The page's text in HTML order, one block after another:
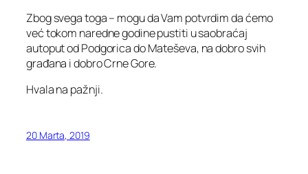
Zbog svega toga – mogu da Vam potvrdim da ćemo
već tokom naredne godine pustiti u saobraćaj
autoput od Podgorica do Mateševa, na dobro svih
građana i dobro Crne Gore.
Hvala na pažnji.
20 Marta, 2019